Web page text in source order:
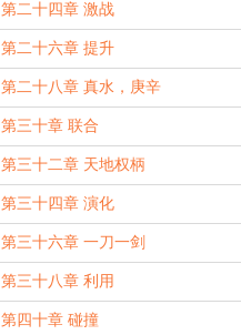
第二十四章 激战
第二十六章 提升
第二十八章 真水，庚辛
第三十章 联合
第三十二章 天地权柄
第三十四章 演化
第三十六章 一刀一剑
第三十八章 利用
第四十章 碰撞